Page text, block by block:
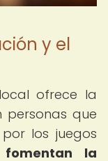
y el
ofrece la
personas que
los juegos
fomentan la